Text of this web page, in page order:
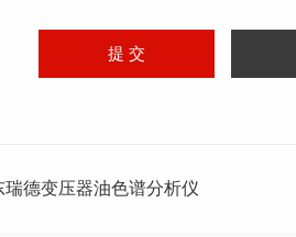
瑞德变压器油色谱分析仪